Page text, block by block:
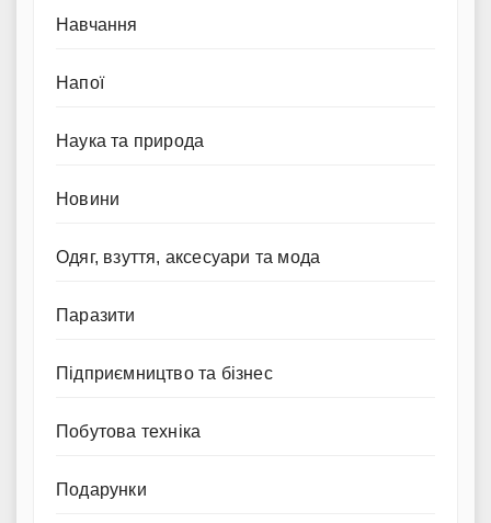
Навчання
Напої
Наука та природа
Новини
Одяг, взуття, аксесуари та мода
Паразити
Підприємництво та бізнес
Побутова техніка
Подарунки